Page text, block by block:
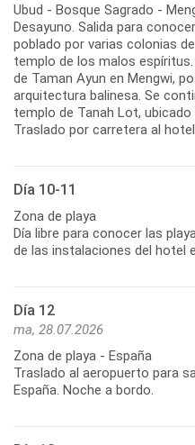
Ubud - Bosque Sagrado -
Desayuno. Salida para
poblado por varias colonias
templo de los malos espíritus.
de Taman Ayun en Mengwi,
arquitectura balinesa. Se
templo de Tanah Lot,
Traslado por carretera al
Día 10-11
Zona de playa
Día libre para conocer las
de las instalaciones del hotel
Día 12
ma, 28.07.2026
Zona de playa - España
Traslado al aeropuerto para
España. Noche a bordo.